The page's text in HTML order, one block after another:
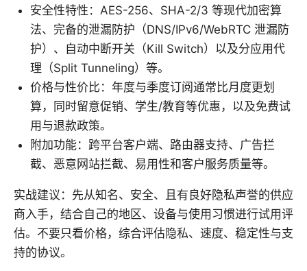
安全性特性：AES-256、SHA-2/3 等现代加密算
法、完备的泄漏防护（DNS/IPv6/WebRTC 泄漏防
护）、自动中断开关（Kill Switch）以及分应用代
理（Split Tunneling）等。
价格与性价比：年度与季度订阅通常比月度更划
算，同时留意促销、学生/教育等优惠，以及免费试
用与退款政策。
附加功能：跨平台客户端、路由器支持、广告拦
截、恶意网站拦截、易用性和客户服务质量等。
实战建议：先从知名、安全、且有良好隐私声誉的供应
商入手，结合自己的地区、设备与使用习惯进行试用评
估。不要只看价格，综合评估隐私、速度、稳定性与支
持的协议。